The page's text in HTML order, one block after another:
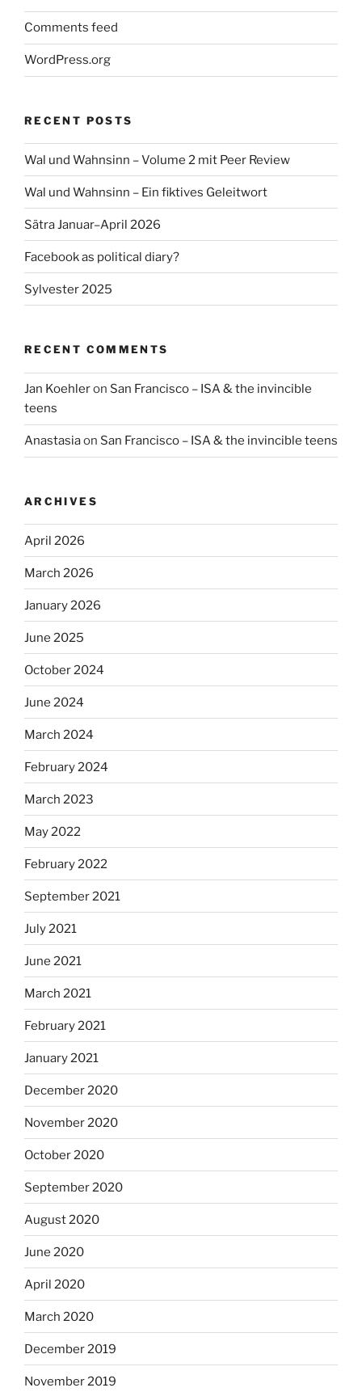
Comments feed
WordPress.org
RECENT POSTS
Wal und Wahnsinn – Volume 2 mit Peer Review
Wal und Wahnsinn – Ein fiktives Geleitwort
Sätra Januar–April 2026
Facebook as political diary?
Sylvester 2025
RECENT COMMENTS
Jan Koehleron San Francisco – ISA & the invincible
teens
Anastasiaon San Francisco – ISA & the invincible teens
ARCHIVES
April 2026
March 2026
January 2026
June 2025
October 2024
June 2024
March 2024
February 2024
March 2023
May 2022
February 2022
September 2021
July 2021
June 2021
March 2021
February 2021
January 2021
December 2020
November 2020
October 2020
September 2020
August 2020
June 2020
April 2020
March 2020
December 2019
November 2019